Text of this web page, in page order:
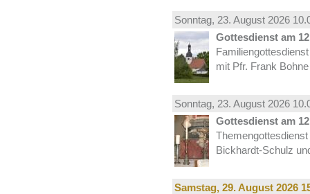
Sonntag, 23. August 2026
Gottesdienst am
mit Pfr. Frank
Sonntag, 23. August 2026
Gottesdienst am
Bickhardt-Schulz
Samstag, 29.August 2026